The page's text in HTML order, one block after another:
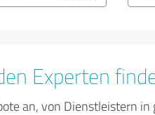
Experten
an, von Dienstleistern